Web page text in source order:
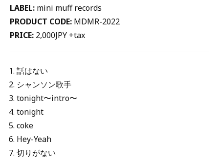
LABEL: mini muff records
PRODUCT CODE: MDMR-2022
PRICE: 2,000JPY +tax
話はない
シャンソン歌手
tonight〜intro〜
tonight
coke
Hey-Yeah
切りがない